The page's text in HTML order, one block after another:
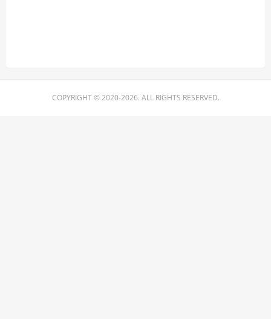
COPYRIGHT © 2020-2026. ALL RIGHTS RESERVED.